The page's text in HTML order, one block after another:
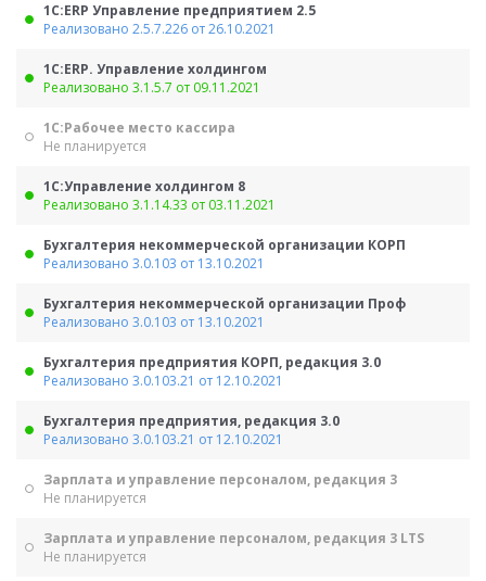
1С:ERP Управление предприятием 2.5
Реализовано 2.5.7.226 от 26.10.2021
1С:ERP. Управление холдингом
Реализовано 3.1.5.7 от 09.11.2021
1С:Рабочее место кассира
Не планируется
1С:Управление холдингом 8
Реализовано 3.1.14.33 от 03.11.2021
Бухгалтерия некоммерческой организации КОРП
Реализовано 3.0.103 от 13.10.2021
Бухгалтерия некоммерческой организации Проф
Реализовано 3.0.103 от 13.10.2021
Бухгалтерия предприятия КОРП, редакция 3.0
Реализовано 3.0.103.21 от 12.10.2021
Бухгалтерия предприятия, редакция 3.0
Реализовано 3.0.103.21 от 12.10.2021
Зарплата и управление персоналом, редакция 3
Не планируется
Зарплата и управление персоналом, редакция 3 LTS
Не планируется